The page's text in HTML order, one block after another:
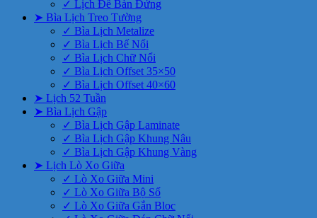
✓ Lịch Để Bàn Đứng
➤ Bìa Lịch Treo Tường
✓ Bìa Lịch Metalize
✓ Bìa Lịch Bế Nổi
✓ Bìa Lịch Chữ Nổi
✓ Bìa Lịch Offset 35×50
✓ Bìa Lịch Offset 40×60
➤ Lịch 52 Tuần
➤ Bìa Lịch Gập
✓ Bìa Lịch Gập Laminate
✓ Bìa Lịch Gập Khung Nâu
✓ Bìa Lịch Gập Khung Vàng
➤ Lịch Lò Xo Giữa
✓ Lò Xo Giữa Mini
✓ Lò Xo Giữa Bộ Số
✓ Lò Xo Giữa Gắn Bloc